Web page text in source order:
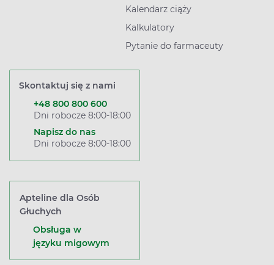
Kalendarz ciąży
Kalkulatory
Pytanie do farmaceuty
Skontaktuj się z nami
+48 800 800 600
Dni robocze 8:00-18:00
Napisz do nas
Dni robocze 8:00-18:00
Apteline dla Osób
Głuchych
Obsługa w
języku migowym